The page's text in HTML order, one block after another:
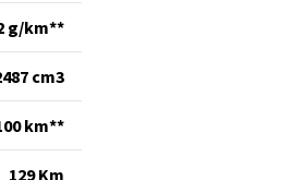
g/km**
cm3
km**
129 Km